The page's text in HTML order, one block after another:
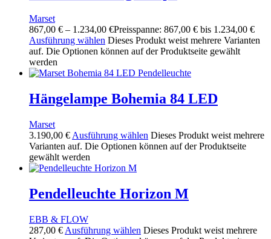
Marset
867,00 € – 1.234,00 €Preisspanne: 867,00 € bis 1.234,00 €
Ausführung wählen Dieses Produkt weist mehrere Varianten
auf. Die Optionen können auf der Produktseite gewählt
werden
Hängelampe Bohemia 84 LED
Marset
3.190,00 € Ausführung wählen Dieses Produkt weist mehrere
Varianten auf. Die Optionen können auf der Produktseite
gewählt werden
Pendelleuchte Horizon M
EBB & FLOW
287,00 € Ausführung wählen Dieses Produkt weist mehrere